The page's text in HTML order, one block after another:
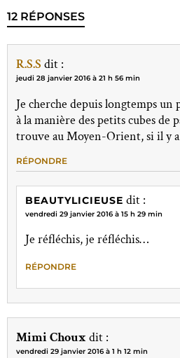
12 RÉPONSES
R.S.S dit :
jeudi 28 janvier 2016 à 21 h 56 min
Je cherche depuis longtemps
à la manière des petits cubes de
trouve au Moyen-Orient, si il y a
RÉPONDRE
BEAUTYLICIEUSE dit :
vendredi 29 janvier 2016 à 15 h 29 min
Je réfléchis, je réfléchis…
RÉPONDRE
Mimi Choux dit :
vendredi 29 janvier 2016 à 1 h 12 min